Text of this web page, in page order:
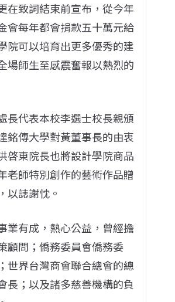
在致詞結束前宣布，從今年
會每年都會捐款五十萬元給
院可以培育出更多優秀的建
場師生至感震奮報以熱烈的
長代表本校李選士校長親頒
銘傳大學對黃董事長的由衷
啓東院長也將設計學院商品
老師特別創作的藝術作品贈
以誌謝忱。
業有成，熱心公益，曾經擔
顧問；僑務委員會僑務委
世界台灣商會聯合總會的總
長；以及諸多慈善機構的負